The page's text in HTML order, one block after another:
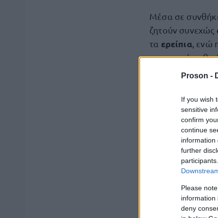
Proson -
If you wish
sensitive
confirm
continue
information
further
Please
information
deny
Μέσα σε
ζητούν συνεχώς
τα ερείπια , ενώ
εντοπισμό